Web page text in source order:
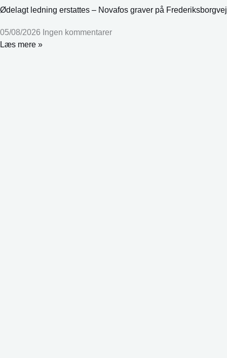
Ødelagt ledning erstattes – Novafos graver på Frederiksborgvej
05/08/2026 Ingen kommentarer
Læs mere »